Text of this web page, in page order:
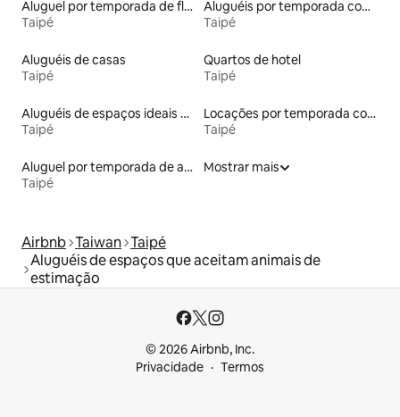
Aluguel por temporada de flats
Taipé
Aluguéis por temporada com suítes privativas
Taipé
Aluguéis de casas
Taipé
Quartos de hotel
Taipé
Aluguéis de espaços ideais para famílias
Taipé
Locações por temporada com piscina
Taipé
Aluguel por temporada de apart-hotéis
Taipé
Mostrar mais
Airbnb Taiwan Taipé
Aluguéis de espaços que aceitam animais de
estimação
© 2026 Airbnb, Inc.
Privacidade
Termos